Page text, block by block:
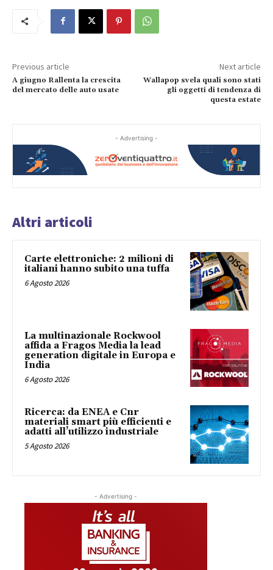
Previous article
A giugno Rallenta la crescita
del mercato delle auto usate
Next article
Wallapop svela quali sono stati
gli oggetti di tendenza di
questa estate
- Advertising -
Altri articoli
Carte elettroniche: 2 milioni di
italiani hanno subito una tuffa
6 Agosto 2026
La multinazionale Rockwool
affida a Fragos Media la lead
generation digitale in Europa e
India
6 Agosto 2026
Ricerca: da ENEA e Cnr
materiali smart più efficienti e
adatti all’utilizzo industriale
5 Agosto 2026
- Advertising -